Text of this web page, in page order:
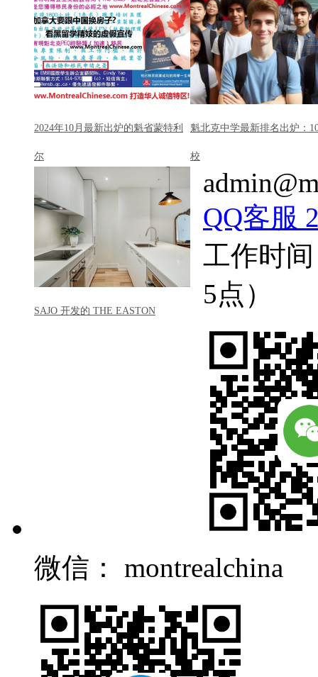
2024年10月最新出炉的魁省蒙特利
尔
魁北克中学最新排名出炉：
校
SAJO 开发的 THE EASTON
QQ客服
工作时
5点）
微信： montrealchina